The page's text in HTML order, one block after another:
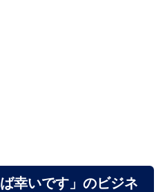
幸いです」のビジネ